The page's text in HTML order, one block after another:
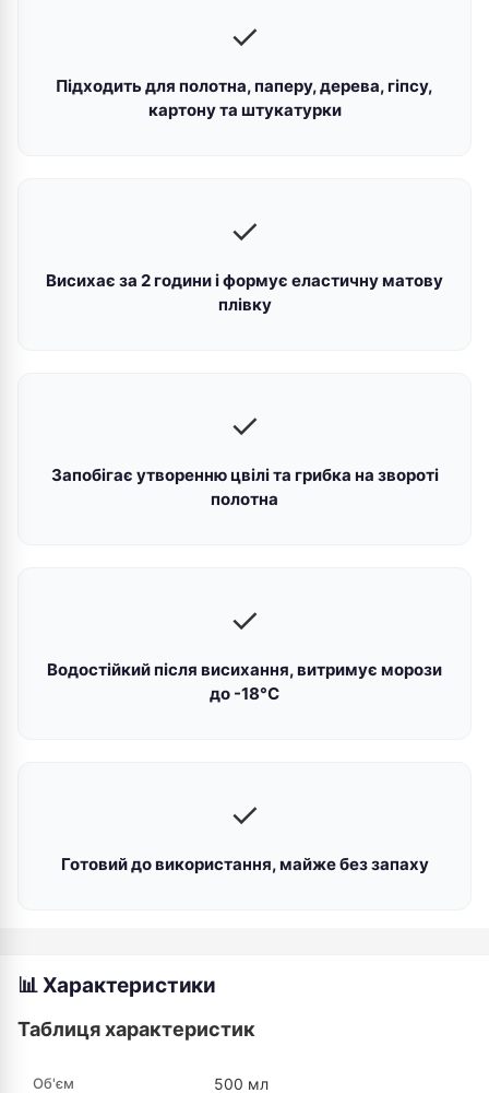
✓
Підходить для полотна, паперу, дерева, гіпсу,
картону та штукатурки
✓
Висихає за 2 години і формує еластичну матову
плівку
✓
Запобігає утворенню цвілі та грибка на звороті
полотна
✓
Водостійкий після висихання, витримує морози
до -18°С
✓
Готовий до використання, майже без запаху
📊 Характеристики
Таблиця характеристик
Об'єм 500 мл